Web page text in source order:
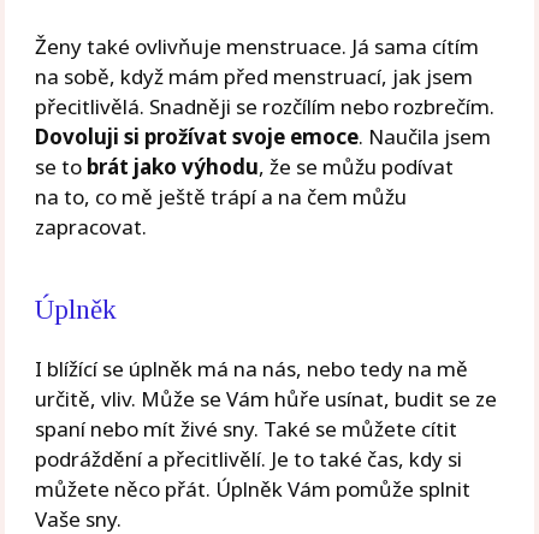
Ženy také ovlivňuje menstruace. Já sama cítím
na sobě, když mám před menstruací, jak jsem
přecitlivělá. Snadněji se rozčílím nebo rozbrečím.
Dovoluji si prožívat svoje emoce. Naučila jsem
se to brát jako výhodu, že se můžu podívat
na to, co mě ještě trápí a na čem můžu
zapracovat.
Úplněk
I blížící se úplněk má na nás, nebo tedy na mě
určitě, vliv. Může se Vám hůře usínat, budit se ze
spaní nebo mít živé sny. Také se můžete cítit
podráždění a přecitlivělí. Je to také čas, kdy si
můžete něco přát. Úplněk Vám pomůže splnit
Vaše sny.